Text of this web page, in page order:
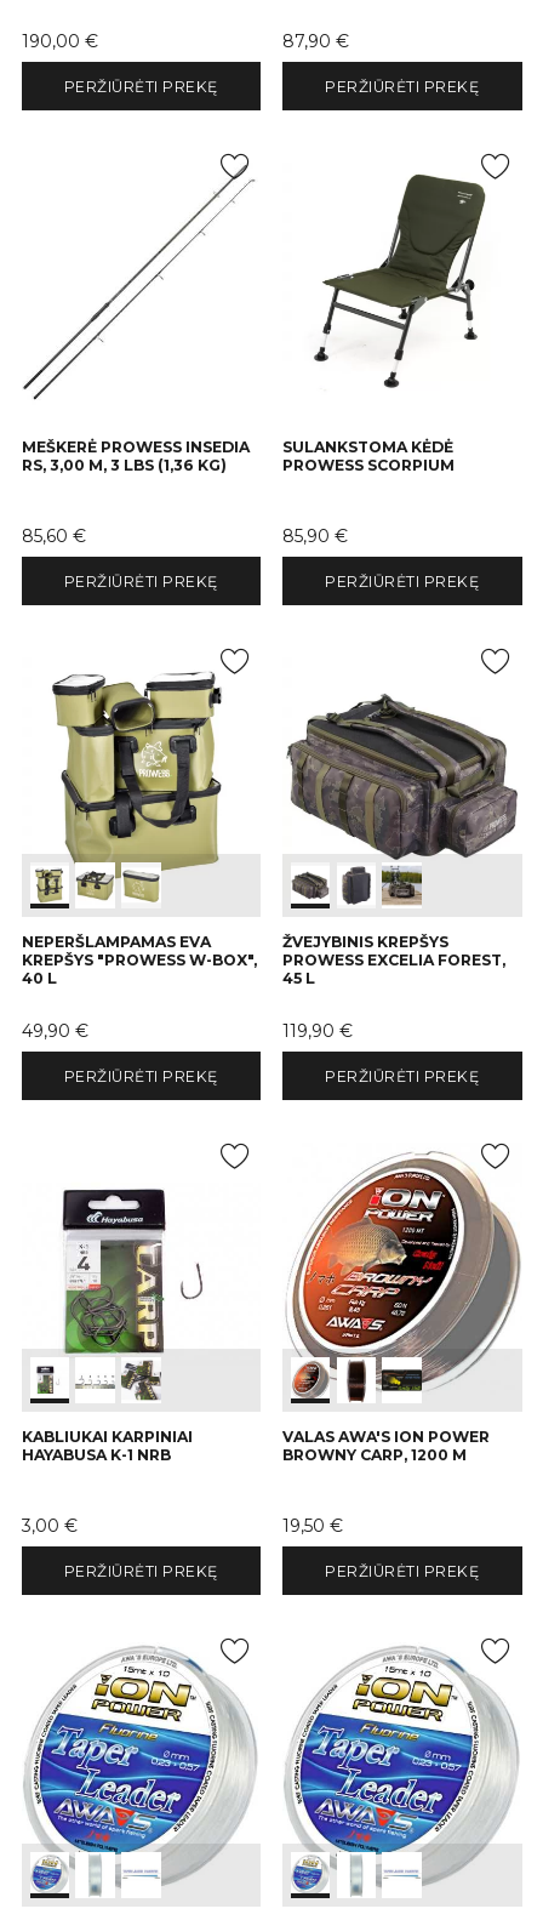
Kaina
190,00 €
PERŽIŪRĖTI PREKĘ
Kaina
87,90 €
PERŽIŪRĖTI PREKĘ
MEŠKERĖ PROWESS INSEDIA
RS, 3,00 M, 3 LBS (1,36 KG)
Kaina
85,60 €
PERŽIŪRĖTI PREKĘ
SULANKSTOMA KĖDĖ
PROWESS SCORPIUM
Kaina
85,90 €
PERŽIŪRĖTI PREKĘ
NEPERŠLAMPAMAS EVA
KREPŠYS "PROWESS W-BOX",
40 L
Kaina
49,90 €
PERŽIŪRĖTI PREKĘ
ŽVEJYBINIS KREPŠYS
PROWESS EXCELIA FOREST,
45 L
Kaina
119,90 €
PERŽIŪRĖTI PREKĘ
KABLIUKAI KARPINIAI
HAYABUSA K-1 NRB
Kaina
3,00 €
PERŽIŪRĖTI PREKĘ
VALAS AWA'S ION POWER
BROWNY CARP, 1200 M
Kaina
19,50 €
PERŽIŪRĖTI PREKĘ